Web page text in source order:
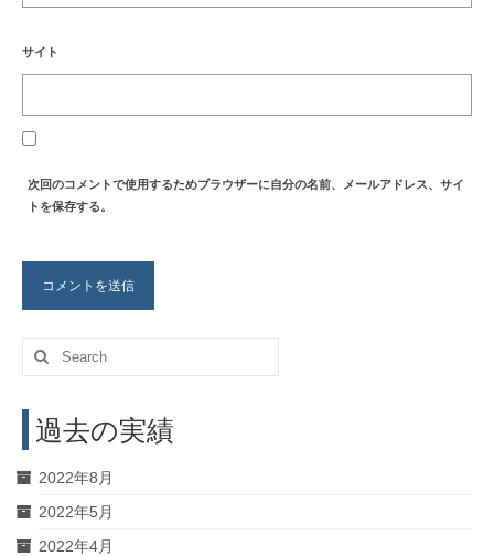
サイト
次回のコメントで使用するためブラウザーに自分の名前、メールアドレス、サイ
トを保存する。
Search
for:
過去の実績
2022年8月
2022年5月
2022年4月